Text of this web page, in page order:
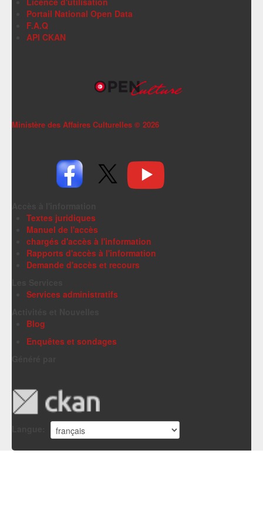
Portail National Open Data
F.A.Q
API CKAN
Ministère des Affaires Culturelles © 2026
Textes juridiques
Manuel de l'accès
chargés d'accès à l'information
Rapports d'accès à l'information
Demande d'accès et recours
Services administratifs
Blog
Enquêtes et sondages